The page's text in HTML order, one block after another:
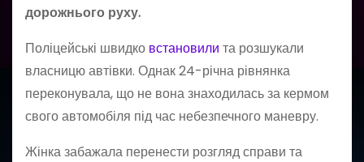
дорожнього руху.
Поліцейські швидко встановили та розшукали
власницю автівки. Однак 24-річна рівнянка
переконувала, що не вона знаходилась за кермом
свого автомобіля під час небезпечного маневру.
Жінка забажала перенести розгляд справи та